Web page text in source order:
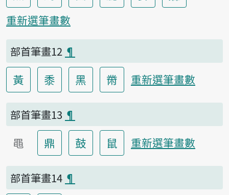
重新選筆畫數
部首筆畫12 ¶
黃 黍 黑 黹 重新選筆畫數
部首筆畫13 ¶
黽 鼎 鼓 鼠 重新選筆畫數
部首筆畫14 ¶